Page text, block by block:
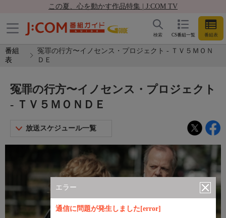
この夏、心を動かす作品特集 | J:COM TV
CS番組一覧 番組表
検索
番組
表
冤罪の行方〜イノセンス・プロジェクト - ＴＶ５ＭＯＮ
ＤＥ
エラー
通信に問題が発生しました[error]
冤罪の行方〜イノセンス・プロジェクト
- ＴＶ５ＭＯＮＤＥ
放送スケジュール一覧